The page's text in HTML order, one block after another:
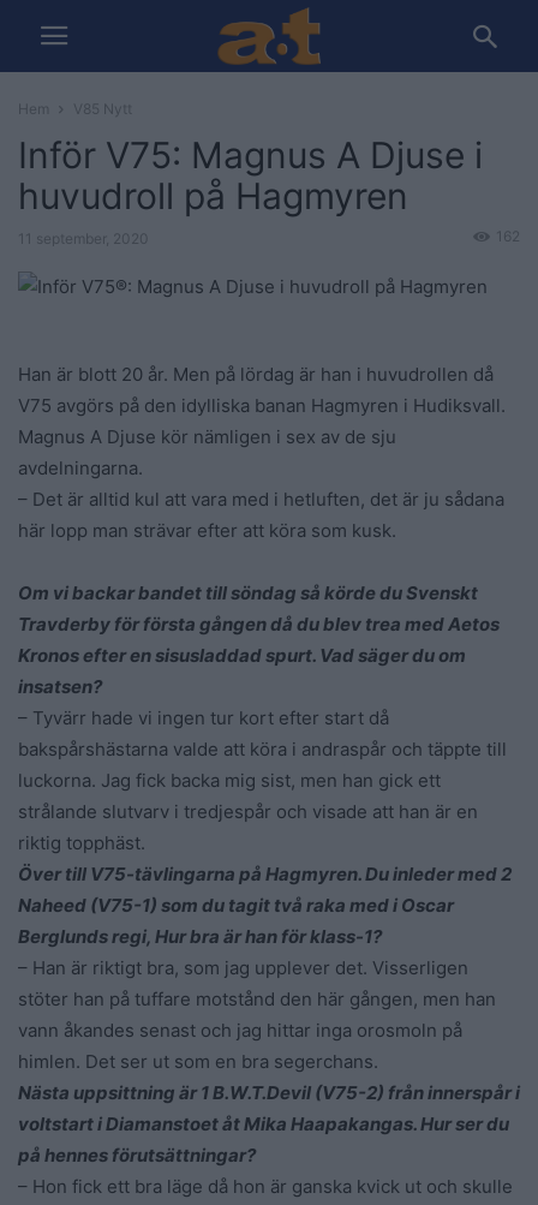
Hem V85 Nytt
Inför V75: Magnus A Djuse i
huvudroll på Hagmyren
11 september, 2020 162
Han är blott 20 år. Men på lördag är han i huvudrollen då
V75 avgörs på den idylliska banan Hagmyren i Hudiksvall.
Magnus A Djuse kör nämligen i sex av de sju
avdelningarna.
– Det är alltid kul att vara med i hetluften, det är ju sådana
här lopp man strävar efter att köra som kusk.
Om vi backar bandet till söndag så körde du Svenskt
Travderby för första gången då du blev trea med Aetos
Kronos efter en sisusladdad spurt. Vad säger du om
insatsen?
– Tyvärr hade vi ingen tur kort efter start då
bakspårshästarna valde att köra i andraspår och täppte till
luckorna. Jag fick backa mig sist, men han gick ett
strålande slutvarv i tredjespår och visade att han är en
riktig topphäst.
Över till V75-tävlingarna på Hagmyren. Du inleder med 2
Naheed (V75-1) som du tagit två raka med i Oscar
Berglunds regi, Hur bra är han för klass-1?
– Han är riktigt bra, som jag upplever det. Visserligen
stöter han på tuffare motstånd den här gången, men han
vann åkandes senast och jag hittar inga orosmoln på
himlen. Det ser ut som en bra segerchans.
Nästa uppsittning är 1 B.W.T.Devil (V75-2) från innerspår i
voltstart i Diamanstoet åt Mika Haapakangas. Hur ser du
på hennes förutsättningar?
– Hon fick ett bra läge då hon är ganska kvick ut och skulle